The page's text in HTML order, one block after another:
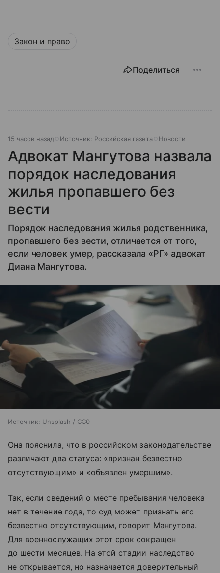
Закон и право
Поделиться
15 часов назад Источник: Российская газета Новости
Адвокат Мангутова назвала
порядок наследования
жилья пропавшего без
вести
Порядок наследования жилья родственника,
пропавшего без вести, отличается от того,
если человек умер, рассказала «РГ» адвокат
Диана Мангутова.
Источник: Unsplash / CC0
Она пояснила, что в российском законодательстве
различают два статуса: «признан безвестно
отсутствующим» и «объявлен умершим».
Так, если сведений о месте пребывания человека
нет в течение года, то суд может признать его
безвестно отсутствующим, говорит Мангутова.
Для военнослужащих этот срок сокращен
до шести месяцев. На этой стадии наследство
не открывается, но назначается доверительный